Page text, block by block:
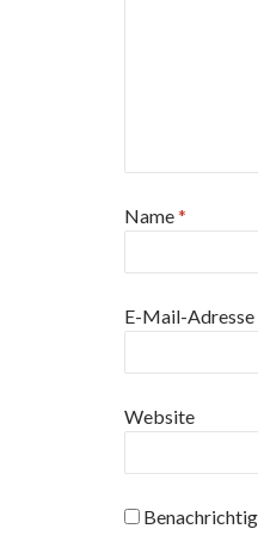
Name*
E-Mail-Adresse
Website